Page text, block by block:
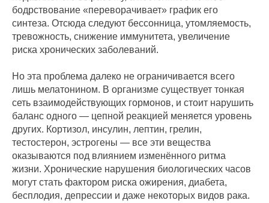
бодрствование «переворачивает» график его
синтеза. Отсюда следуют бессонница, утомляемость,
тревожность, снижение иммунитета, увеличение
риска хронических заболеваний.
Но эта проблема далеко не ограничивается всего
лишь мелатонином. В организме существует тонкая
сеть взаимодействующих гормонов, и стоит нарушить
баланс одного — цепной реакцией меняется уровень
других. Кортизол, инсулин, лептин, грелин,
тестостерон, эстрогены — все эти вещества
оказываются под влиянием изменённого ритма
жизни. Хронические нарушения биологических часов
могут стать фактором риска ожирения, диабета,
бесплодия, депрессии и даже некоторых видов рака.